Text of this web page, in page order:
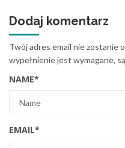
Dodaj komentarz
Twój adres email nie zostanie
wypełnienie jest wymagane,
NAME*
EMAIL*